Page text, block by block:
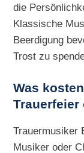
die
Klassische
Beerdigung
Trost zu
Was
Trauerfeier
Trauermusiker
Musiker oder